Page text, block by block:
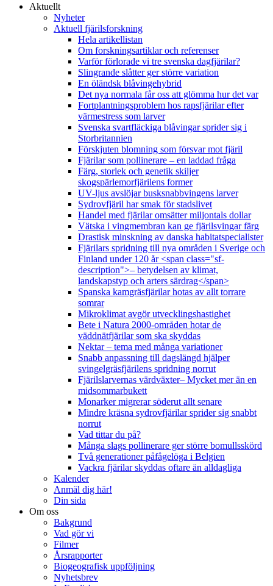
Aktuellt
Nyheter
Aktuell fjärilsforskning
Hela artikellistan
Om forskningsartiklar och referenser
Varför förlorade vi tre svenska dagfjärilar?
Slingrande slåtter ger större variation
En öländsk blåvingehybrid
Det nya normala får oss att glömma hur det var
Fortplantningsproblem hos rapsfjärilar efter
värmestress som larver
Svenska svartfläckiga blåvingar sprider sig i
Storbritannien
Förskjuten blomning som försvar mot fjäril
Fjärilar som pollinerare – en laddad fråga
Färg, storlek och genetik skiljer
skogspärlemorfjärilens former
UV-ljus avslöjar busksnabbvingens larver
Sydrovfjäril har smak för stadslivet
Handel med fjärilar omsätter miljontals dollar
Vätska i vingmembran kan ge fjärilsvingar färg
Drastisk minskning av danska habitatspecialister
Fjärilars spridning till nya områden i Sverige och
Finland under 120 år <span class="sf-
description">– betydelsen av klimat,
landskapstyp och arters särdrag</span>
Spanska kamgräsfjärilar hotas av allt torrare
somrar
Mikroklimat avgör utvecklingshastighet
Bete i Natura 2000-områden hotar de
väddnätfjärilar som ska skyddas
Nektar – tema med många variationer
Snabb anpassning till dagslängd hjälper
svingelgräsfjärilens spridning norrut
Fjärilslarvernas värdväxter– Mycket mer än en
midsommarbukett
Monarker migrerar söderut allt senare
Mindre kräsna sydrovfjärilar sprider sig snabbt
norrut
Vad tittar du på?
Många slags pollinerare ger större bomullsskörd
Två generationer påfågelöga i Belgien
Vackra fjärilar skyddas oftare än alldagliga
Kalender
Anmäl dig här!
Din sida
Om oss
Bakgrund
Vad gör vi
Filmer
Årsrapporter
Biogeografisk uppföljning
Nyhetsbrev